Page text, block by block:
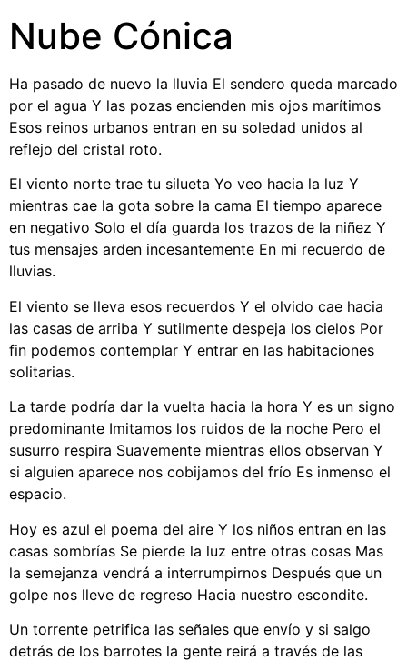
Nube Cónica
Ha pasado de nuevo la lluvia El sendero queda marcado
por el agua Y las pozas encienden mis ojos marítimos
Esos reinos urbanos entran en su soledad unidos al
reflejo del cristal roto.
El viento norte trae tu silueta Yo veo hacia la luz Y
mientras cae la gota sobre la cama El tiempo aparece
en negativo Solo el día guarda los trazos de la niñez Y
tus mensajes arden incesantemente En mi recuerdo de
lluvias.
El viento se lleva esos recuerdos Y el olvido cae hacia
las casas de arriba Y sutilmente despeja los cielos Por
fin podemos contemplar Y entrar en las habitaciones
solitarias.
La tarde podría dar la vuelta hacia la hora Y es un signo
predominante Imitamos los ruidos de la noche Pero el
susurro respira Suavemente mientras ellos observan Y
si alguien aparece nos cobijamos del frío Es inmenso el
espacio.
Hoy es azul el poema del aire Y los niños entran en las
casas sombrías Se pierde la luz entre otras cosas Mas
la semejanza vendrá a interrumpirnos Después que un
golpe nos lleve de regreso Hacia nuestro escondite.
Un torrente petrifica las señales que envío y si salgo
detrás de los barrotes la gente reirá a través de las